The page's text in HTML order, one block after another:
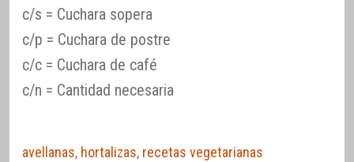
c/s = Cuchara sopera
c/p = Cuchara de postre
c/c = Cuchara de café
c/n = Cantidad necesaria
avellanas, hortalizas, recetas vegetarianas